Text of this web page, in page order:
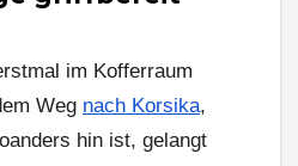
im Kofferraum
Weg nach Korsika,
hin ist, gelangt